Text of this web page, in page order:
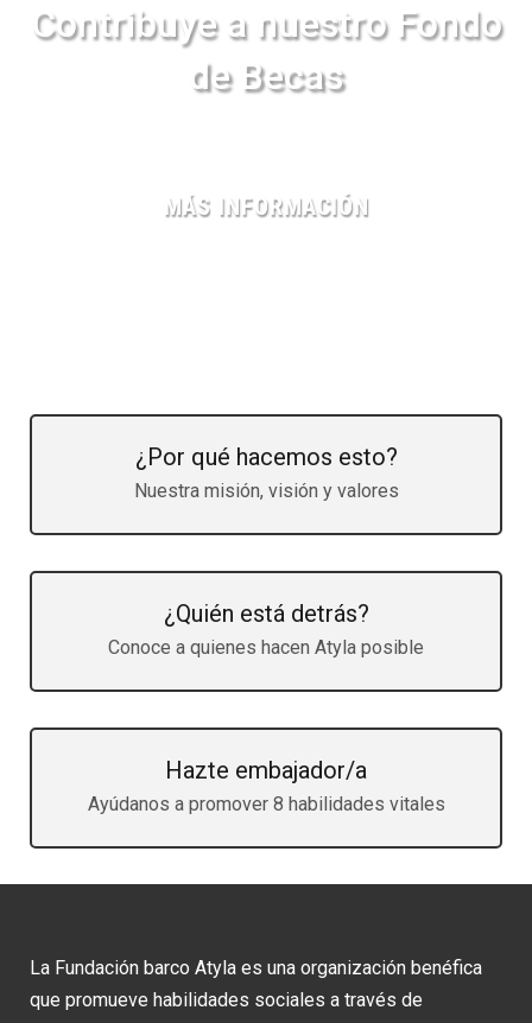
Contribuye a nuestro Fondo
de Becas
MÁS INFORMACIÓN
¿Por qué hacemos esto?
Nuestra misión, visión y valores
¿Quién está detrás?
Conoce a quienes hacen Atyla posible
Hazte embajador/a
Ayúdanos a promover 8 habilidades vitales
La Fundación barco Atyla es una organización benéfica
que promueve habilidades sociales a través de